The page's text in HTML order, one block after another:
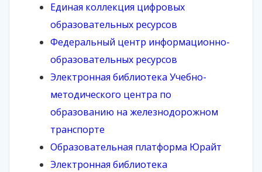
Единая коллекция цифровых
образовательных ресурсов
Федеральный центр информационно-
образовательных ресурсов
Электронная библиотека Учебно-
методического центра по
образованию на железнодорожном
транспорте
Образовательная платформа Юрайт
Электронная библиотека